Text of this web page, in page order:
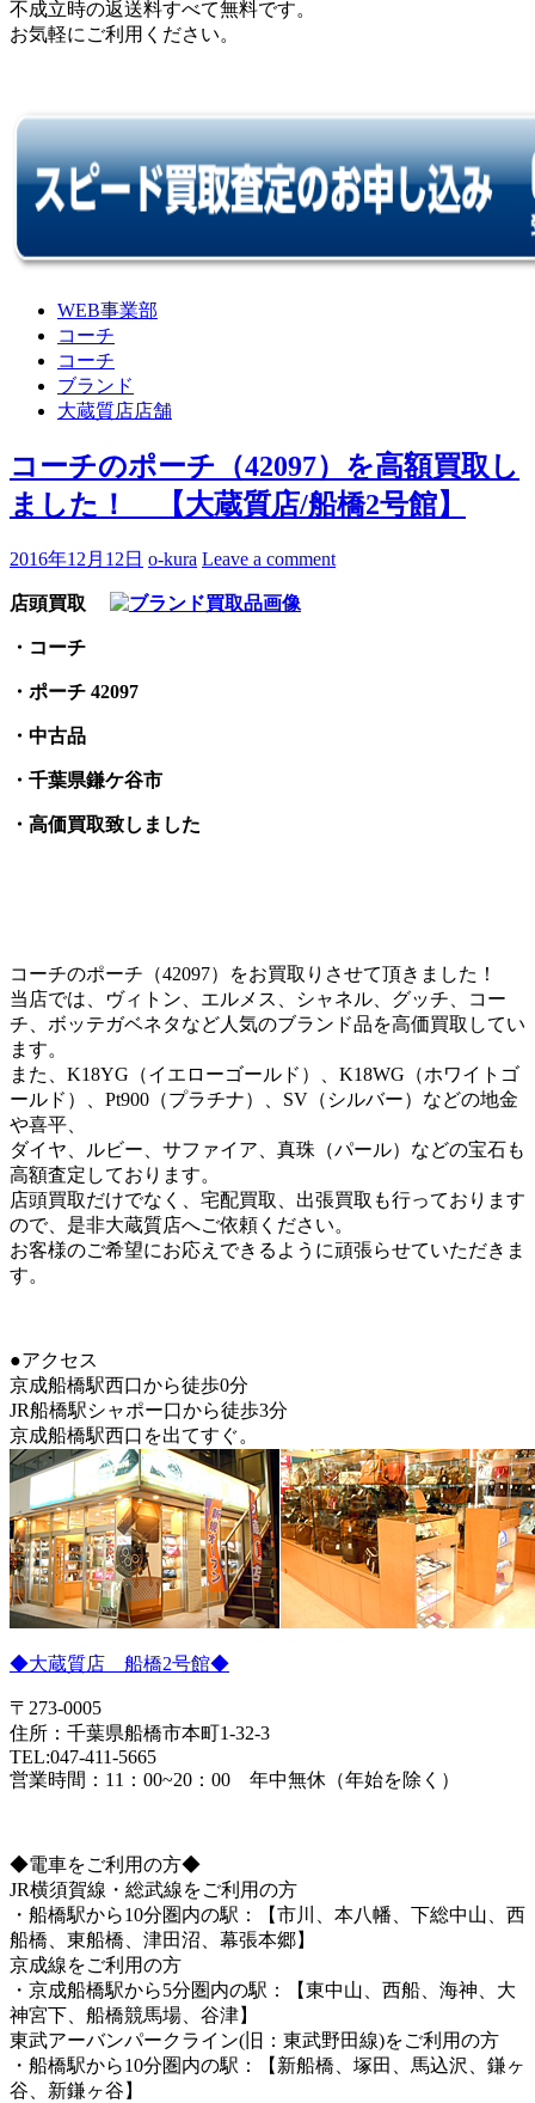
不成立時の返送料すべて無料です。
お気軽にご利用ください。
WEB事業部
コーチ
コーチ
ブランド
大蔵質店店舗
コーチのポーチ（42097）を高額買取し
ました！ 【大蔵質店/船橋2号館】
2016年12月12日 o-kura Leave a comment
店頭買取
・コーチ
・ポーチ 42097
・中古品
・千葉県鎌ケ谷市
・高価買取致しました
コーチのポーチ（42097）をお買取りさせて頂きました！
当店では、ヴィトン、エルメス、シャネル、グッチ、コー
チ、ボッテガベネタなど人気のブランド品を高価買取してい
ます。
また、K18YG（イエローゴールド）、K18WG（ホワイトゴ
ールド）、Pt900（プラチナ）、SV（シルバー）などの地金
や喜平、
ダイヤ、ルビー、サファイア、真珠（パール）などの宝石も
高額査定しております。
店頭買取だけでなく、宅配買取、出張買取も行っております
ので、是非大蔵質店へご依頼ください。
お客様のご希望にお応えできるように頑張らせていただきま
す。
●アクセス
京成船橋駅西口から徒歩0分
JR船橋駅シャポー口から徒歩3分
京成船橋駅西口を出てすぐ。
◆大蔵質店 船橋2号館◆
〒273-0005
住所：千葉県船橋市本町1-32-3
TEL:047-411-5665
営業時間：11：00~20：00 年中無休（年始を除く）
◆電車をご利用の方◆
JR横須賀線・総武線をご利用の方
・船橋駅から10分圏内の駅：【市川、本八幡、下総中山、西
船橋、東船橋、津田沼、幕張本郷】
京成線をご利用の方
・京成船橋駅から5分圏内の駅：【東中山、西船、海神、大
神宮下、船橋競馬場、谷津】
東武アーバンパークライン(旧：東武野田線)をご利用の方
・船橋駅から10分圏内の駅：【新船橋、塚田、馬込沢、鎌ヶ
谷、新鎌ヶ谷】